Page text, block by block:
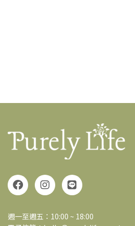
週一至週五：10:00 ~ 18:00